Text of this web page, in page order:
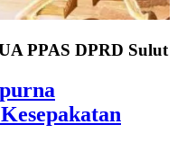
PPAS DPRD Sulut